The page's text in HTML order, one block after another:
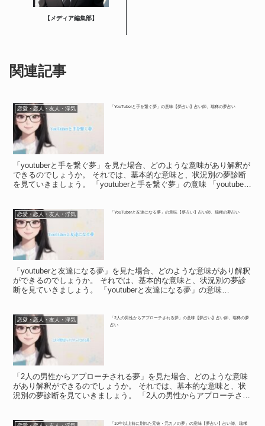
【メディア編集部】
関連記事
恋愛・恋人・友人・浮気 「YouTuberと手を繋ぐ夢」の意味【夢占い】占い師、瑞稀の夢占い
「youtuberと手を繋ぐ夢」を見た場合、どのような意味があり解釈が
できるのでしょうか。 それでは、基本的な意味と、状況別の夢診断
を見ていきましょう。 「youtuberと手を繋ぐ夢」の意味 「youtuber
恋愛・恋人・友人・浮気 「YouTuberと友達になる夢」の意味【夢占い】占い師、瑞稀の夢占い
「youtuberと友達になる夢」を見た場合、どのような意味があり解釈
ができるのでしょうか。 それでは、基本的な意味と、状況別の夢診
断を見ていきましょう。 「youtuberと友達になる夢」の意味
恋愛・恋人・友人・浮気
「2人の男性からアプローチされる夢」の意味【夢占い】占い師、瑞稀の夢
占い
「2人の男性からアプローチされる夢」を見た場合、どのような意味
があり解釈ができるのでしょうか。 それでは、基本的な意味と、状
況別の夢診断を見ていきましょう。 「2人の男性からアプローチされ
「10年以上前に別れた元彼・元カノの夢」の意味【夢占い】占い師、瑞稀